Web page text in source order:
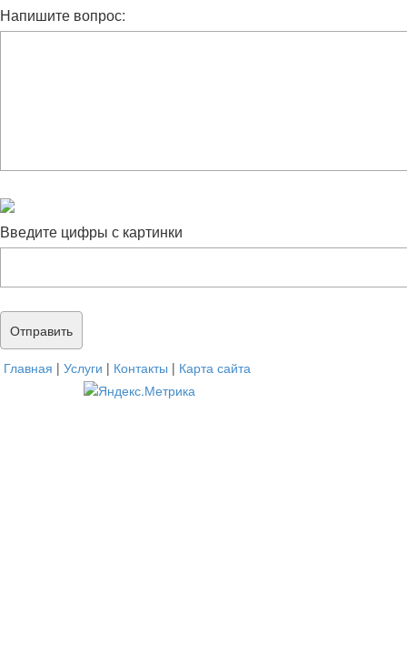
Напишите вопрос:
Введите цифры с картинки
Главная | Услуги | Контакты | Карта сайта